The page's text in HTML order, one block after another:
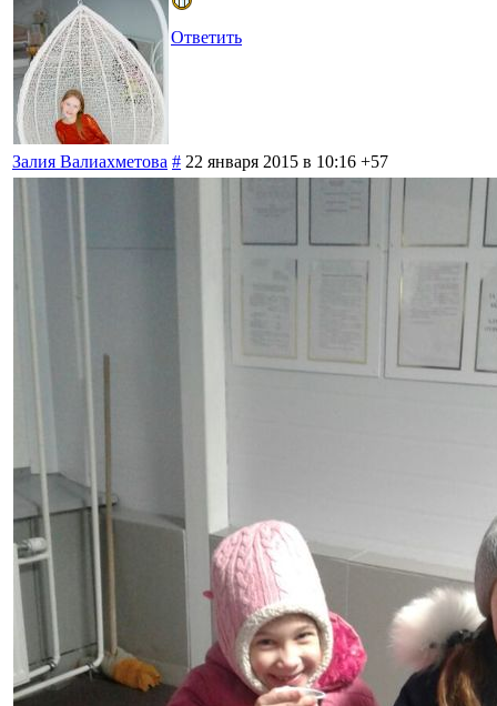
Ответить
Залия Валиахметова # 22 января 2015 в 10:16 +57